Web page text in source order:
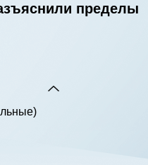
пределы